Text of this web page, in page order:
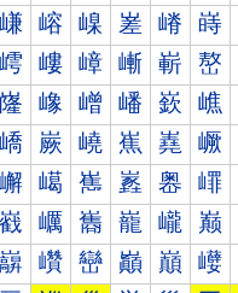
嵰 嵱 嵲 嵳 嵴 嵵
嶀 嶁 嶂 嶃 嶄 嶅
嶐 嶑 嶒 嶓 嶔 嶕
嶠 嶡 嶢 嶣 嶤 嶥
嶰 嶱 嶲 嶳 嶴 嶵
巀 巁 巂 巃 巄 巅
巐 巑 巒 巓 巔 巕